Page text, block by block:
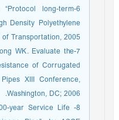
“Protocol long-term
Density Polyethylene
Transportation, 2005.
WK. Evaluate the
of Corrugated
XIII Conference,
Washington, DC; 2006.
year Service Life